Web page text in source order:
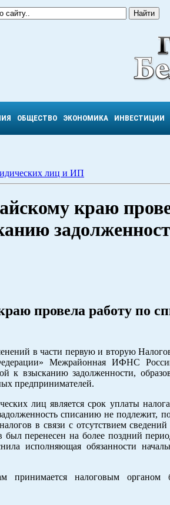
ОБЩЕСТВО ЭКОНОМИКА ИНВЕСТИЦИИ
лиц и ИП
краю
провела работу по
в части первую и вторую
Федерации» Межрайонная ИФНС
к взысканию задолженности,
предпринимателей.
лиц является срок уплаты
списанию не подлежит,
в связи с отсутствием сведений
был перенесен на более поздний
исполняющая обязанности
налоговым органом